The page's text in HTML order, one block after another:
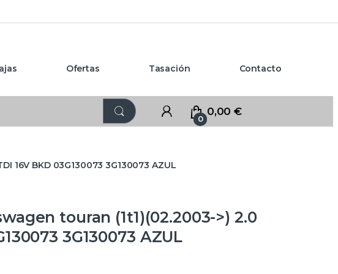
Ofertas Tasación Contacto
0
0,00€
16V BKD 03G130073 3G130073 AZUL
touran (1t1)(02.2003->) 2.0
3G130073 AZUL